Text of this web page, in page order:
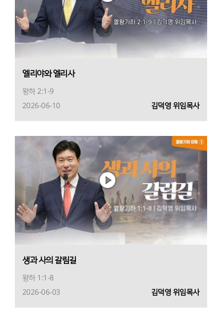
엘리야와 엘리사
왕하 2:1-9
2026-06-10
김덕영 위임목사
생과 사의 갈림길
왕하 1:1-8
2026-06-03
김덕영 위임목사